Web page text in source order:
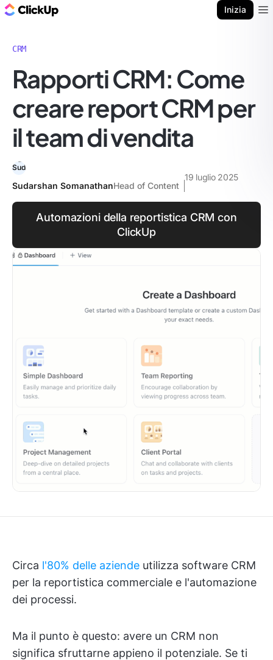
Inizia
CRM
Rapporti CRM: Come
creare report CRM per
il team di vendita
Sudarshan SomanathanHead of Content
19 luglio 2025
Automazioni della reportistica CRM con
ClickUp
Circa l'80% delle aziende utilizza software CRM
per la reportistica commerciale e l'automazione
dei processi.
Ma il punto è questo: avere un CRM non
significa sfruttarne appieno il potenziale. Se ti